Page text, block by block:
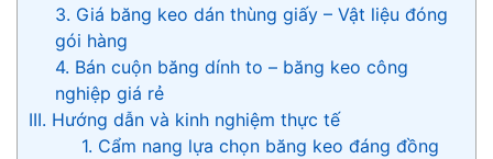
3. Giá băng keo dán thùng giấy – Vật liệu đóng
gói hàng
4. Bán cuộn băng dính to – băng keo công
nghiệp giá rẻ
III. Hướng dẫn và kinh nghiệm thực tế
1. Cẩm nang lựa chọn băng keo đáng đồng